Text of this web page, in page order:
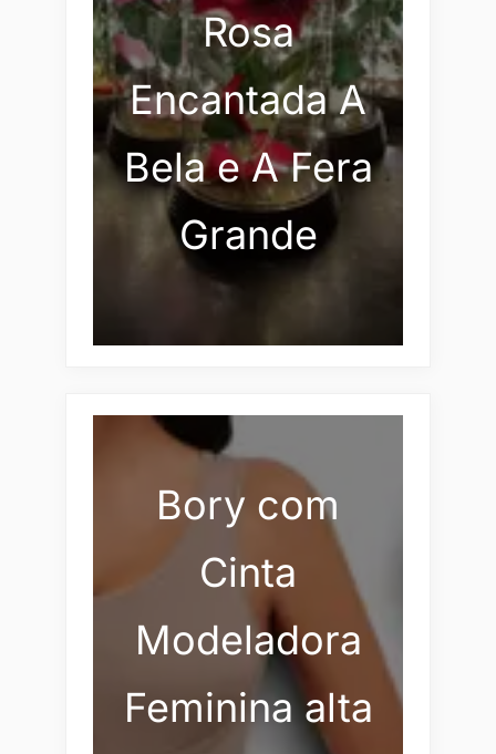
Rosa
Encantada A
Bela e A Fera
Grande
Bory com
Cinta
Modeladora
Feminina alta